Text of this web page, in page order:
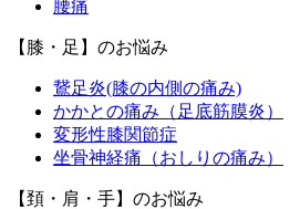
腰痛
【膝・足】のお悩み
鵞足炎(膝の内側の痛み)
かかとの痛み（足底筋膜炎）
変形性膝関節症
坐骨神経痛（おしりの痛み）
【頚・肩・手】のお悩み